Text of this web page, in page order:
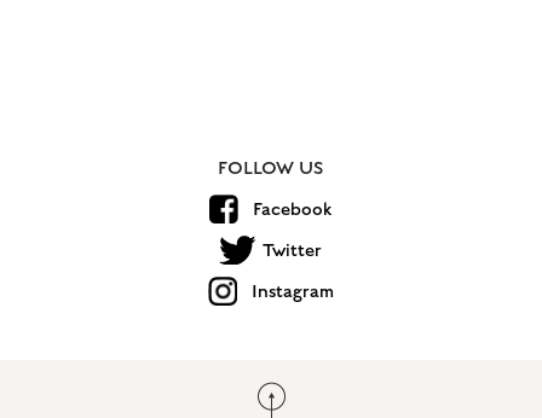
FOLLOW US
Facebook
Twitter
Instagram